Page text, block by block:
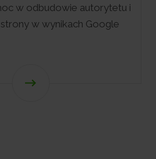
w odbudowie autorytetu i
w wynikach Google